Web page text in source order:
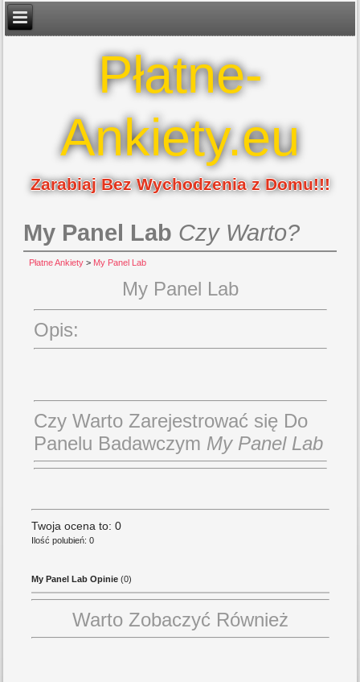
Płatne-
Ankiety.eu
Zarabiaj Bez Wychodzenia z Domu!!!
My Panel Lab Czy Warto?
Płatne Ankiety > My Panel Lab
My Panel Lab
Opis:
Czy Warto Zarejestrować się Do
Panelu Badawczym My Panel Lab
Twoja ocena to: 0
Ilość polubień: 0
My Panel Lab Opinie (0)
Warto Zobaczyć Również